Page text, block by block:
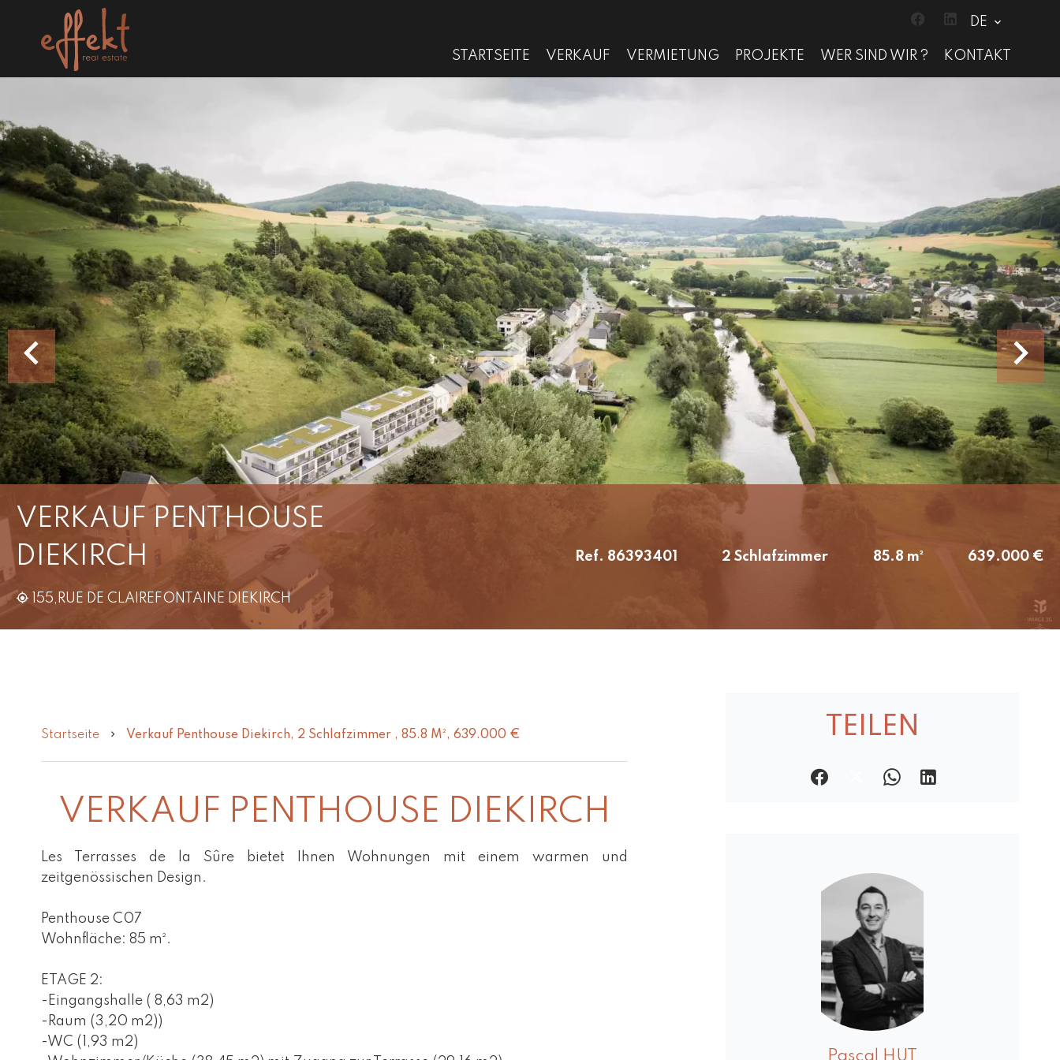
DE
STARTSEITE VERKAUF VERMIETUNG PROJEKTE WER SIND WIR ? KONTAKT
VERKAUF PENTHOUSE
DIEKIRCH
155,RUE DE CLAIREFONTAINE DIEKIRCH
Ref. 86393401 2 Schlafzimmer 85.8 m² 639.000 €
Startseite Verkauf Penthouse Diekirch, 2 Schlafzimmer , 85.8 M², 639.000 €
VERKAUF PENTHOUSE DIEKIRCH
Les Terrasses de la Sûre bietet Ihnen Wohnungen mit einem warmen und
zeitgenössischen Design.
Penthouse C07
Wohnfläche: 85 m².
ETAGE 2:
-Eingangshalle ( 8,63 m2)
-Raum (3,20 m2))
-WC (1,93 m2)
TEILEN